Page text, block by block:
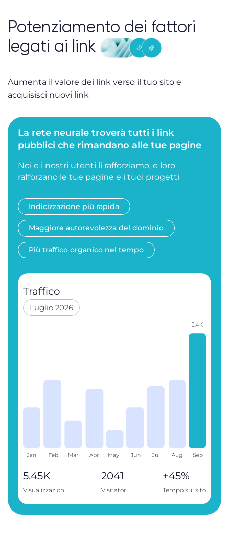
Potenziamento dei fattori
legati ai link
Aumenta il valore dei link verso il tuo sito e
acquisisci nuovi link
La rete neurale troverà tutti i link
pubblici che rimandano alle tue pagine
Noi e i nostri utenti li rafforziamo, e loro
rafforzano le tue pagine e i tuoi progetti
Indicizzazione più rapida
Maggiore autorevolezza del dominio
Più traffico organico nel tempo
Traffico
Luglio 2026
5.45K
Visualizzazioni
2041
Visitatori
+45%
Tempo sul sito